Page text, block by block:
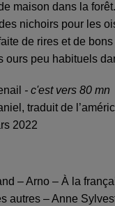
maison dans la
nichoirs pour les
de rires et de
ours peu habituels
- c'est vers 80 mn
traduit de
2022
– Arno – À la
autres – Anne